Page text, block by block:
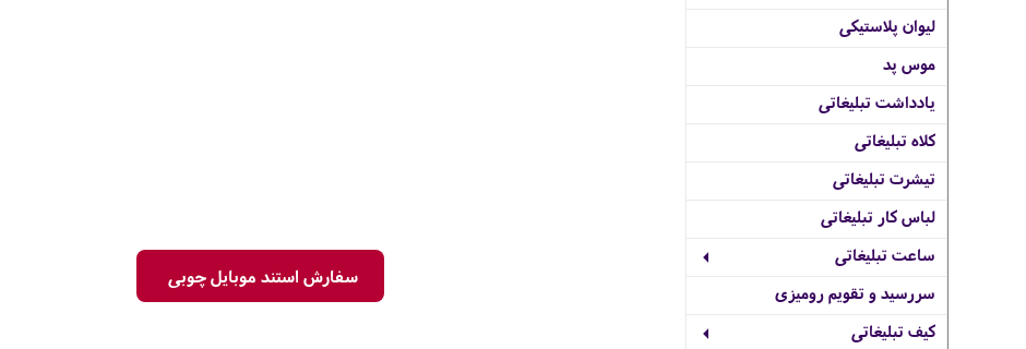
لیوان پلاستیکی
موس پد
یادداشت تبلیغاتی
کلاه تبلیغاتی
تیشرت تبلیغاتی
لباس کار تبلیغاتی
ساعت تبلیغاتی
سررسید و تقویم رومیزی
کیف تبلیغاتی
سفارش استند موبایل چوبی